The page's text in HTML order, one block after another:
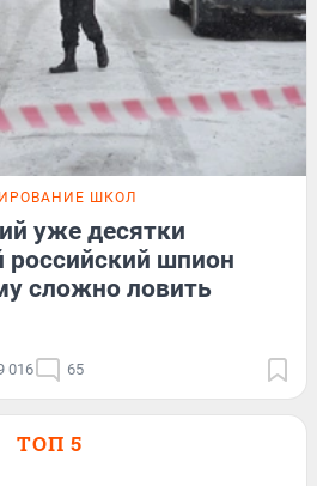
ШКОЛ
уже десятки
шпион
сложно ловить
016 65
ТОП 5